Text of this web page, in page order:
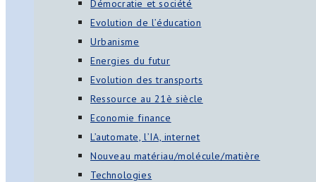
Démocratie et société
Evolution de l’éducation
Urbanisme
Energies du futur
Evolution des transports
Ressource au 21è siècle
Economie finance
L’automate, l’IA, internet
Nouveau matériau/molécule/matière
Technologies